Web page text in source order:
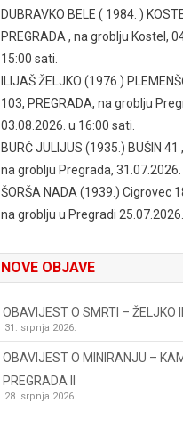
DUBRAVKO BELE ( 1984. )
PREGRADA , na groblju Kostel,
15:00 sati.
ILIJAŠ ŽELJKO (1976.)
103, PREGRADA, na groblju
03.08.2026. u 16:00 sati.
BURĆ JULIJUS (1935.) BUŠIN 41
na groblju Pregrada,
ŠORŠA NADA (1939.) Cigrovec
na groblju u Pregradi
NOVE OBJAVE
OBAVIJEST O SMRTI – ŽELJKO
31. srpnja 2026.
OBAVIJEST O MINIRANJU –
PREGRADA II
28. srpnja 2026.